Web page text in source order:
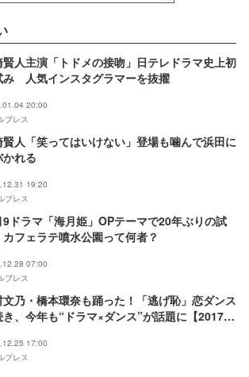
賢人主演「トドメの接吻」日テレドラマ史上初
み 人気インスタグラマーを抜擢
20:00
プレス
賢人「笑ってはいけない」登場も噛んで浜田に
かれる
19:20
プレス
9ドラマ「海月姫」OPテーマで20年ぶりの試
フェラテ噴水公園って何者？
07:00
プレス
文乃・橋本環奈も踊った！「逃げ恥」恋ダンス
き、今年も“ドラマ×ダンス”が話題に【2017年
17:00
プレス